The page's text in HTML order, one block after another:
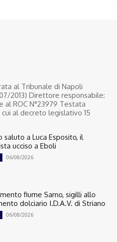
al Tribunale di Napoli
2013) Direttore responsabile:
al ROC N°23979 Testata
al decreto legislativo 15
saluto a Luca Esposito, il
ucciso a Eboli
06/08/2026
fiume Sarno, sigilli allo
dolciario I.D.A.V. di Striano
06/08/2026